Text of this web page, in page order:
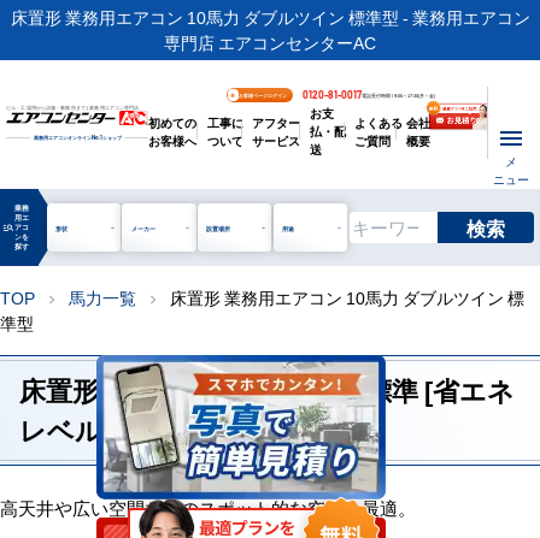
床置形 業務用エアコン 10馬力 ダブルツイン 標準型 - 業務用エアコン
専門店 エアコンセンターAC
ビル・工場用から店舗・事務所まで | 業務用エアコン専門店
業務用エアコンオンラインNo.1ショップ
お客様ページログイン 0120-81-0017電話受付時間 / 9:00～17:30(月～金)
初めての
お客様へ
工事に
ついて
アフター
サービス
お支
払・配
送
よくある
ご質問
会社
概要
メ
ニュー
manage_search
業務
用エ
アコ
ンを
探す
形状 メーカー 設置場所 用途 検索
TOP chevron_right 馬力一覧 chevron_right
床置形 業務用エアコン 10馬力 ダブルツイン 標
準型
床置形 10馬力 ダブルツイン 標準 [省エネ
レベル1]
高天井や広い空間などのスポット的な空調に最適。